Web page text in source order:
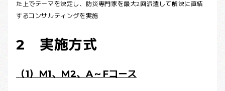
た上でテーマを決定し、防災専門家を最大2回派遣して解決に直結
するコンサルティングを実施
2 実施方式
（1）M1、M2、A～Fコース